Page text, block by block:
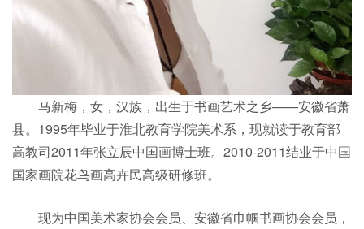
马新梅，女，汉族，出生于书画艺术之乡——安徽省萧
县。1995年毕业于淮北教育学院美术系，现就读于教育部
高教司2011年张立辰中国画博士班。2010-2011结业于中国
国家画院花鸟画高卉民高级研修班。
现为中国美术家协会会员、安徽省巾帼书画协会会员，